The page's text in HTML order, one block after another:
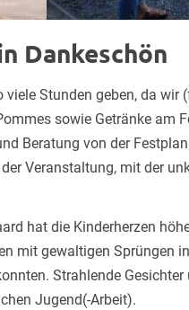
Dankeschön
Stunden geben, da wir
sowie Getränke am
Beratung von der
Veranstaltung, mit der
hat die Kinderherzen
mit gewaltigen Sprüngen
Strahlende Gesichter
Jugend(-Arbeit).